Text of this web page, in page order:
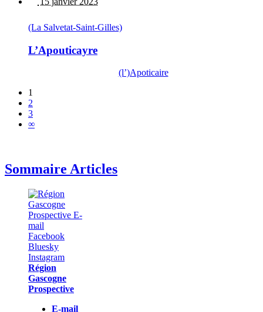
(La Salvetat-Saint-Gilles)
L’Apouticayre
(l’)Apoticaire
1
2
3
∞
Sommaire Articles
Région
Gascogne
Prospective
E-mail